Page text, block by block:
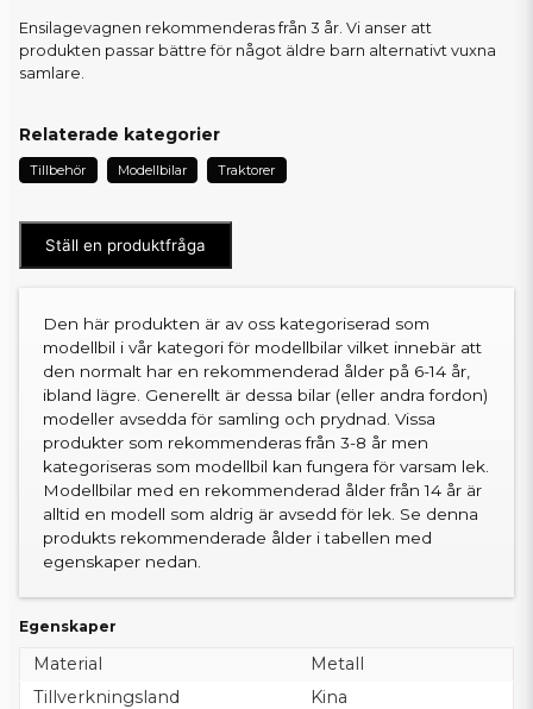
Ensilagevagnen rekommenderas från 3 år. Vi anser att
produkten passar bättre för något äldre barn alternativt vuxna
samlare.
Relaterade kategorier
Tillbehör Modellbilar Traktorer
Ställ en produktfråga
Den här produkten är av oss kategoriserad som
modellbil i vår kategori för modellbilar vilket innebär att
den normalt har en rekommenderad ålder på 6-14 år,
ibland lägre. Generellt är dessa bilar (eller andra fordon)
modeller avsedda för samling och prydnad. Vissa
produkter som rekommenderas från 3-8 år men
kategoriseras som modellbil kan fungera för varsam lek.
Modellbilar med en rekommenderad ålder från 14 år är
alltid en modell som aldrig är avsedd för lek. Se denna
produkts rekommenderade ålder i tabellen med
egenskaper nedan.
Egenskaper
Material
Metall
Tillverkningsland
Kina